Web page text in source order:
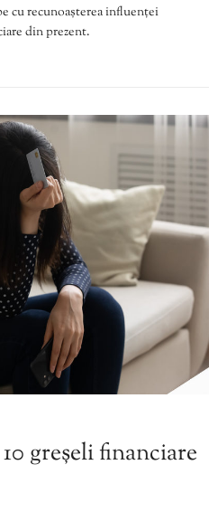
cu recunoașterea influenței
din prezent.
greșeli financiare